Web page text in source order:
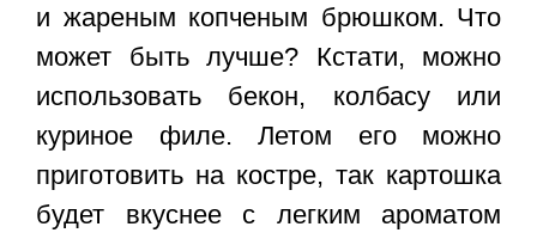
и жареным копченым брюшком. Что
может быть лучше? Кстати, можно
использовать бекон, колбасу или
куриное филе. Летом его можно
приготовить на костре, так картошка
будет вкуснее с легким ароматом